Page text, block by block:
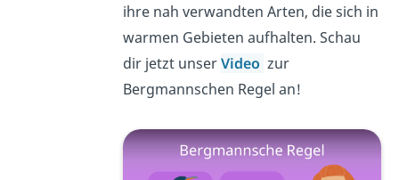
ihre nah verwandten Arten, die sich in
warmen Gebieten aufhalten. Schau
dir jetzt unserVideo zur
Bergmannschen Regel an!